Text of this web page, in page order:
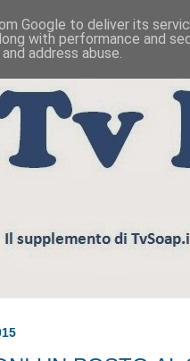
Google to deliver its
with performance and
address abuse.